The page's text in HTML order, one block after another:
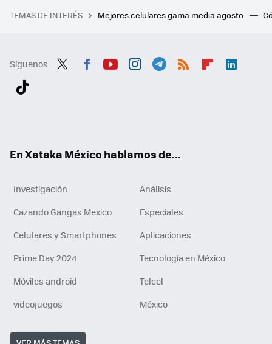
TEMAS DE INTERÉS Mejores celulares gama media agosto
Síguenos
En Xataka México hablamos de...
Investigación
Análisis
Cazando Gangas Mexico
Especiales
Celulares y Smartphones
Aplicaciones
Prime Day 2024
Tecnología en México
Móviles android
Telcel
videojuegos
México